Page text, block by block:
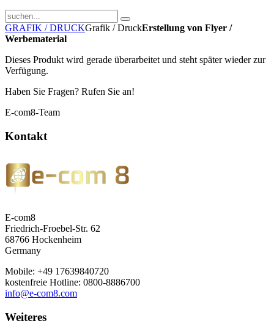
GRAFIK / DRUCKGrafik / DruckErstellung von Flyer /
Werbematerial
Dieses Produkt wird gerade überarbeitet und steht später wieder zur
Verfügung.
Haben Sie Fragen? Rufen Sie an!
E-com8-Team
Kontakt
E-com8
Friedrich-Froebel-Str. 62
68766 Hockenheim
Germany
Mobile: +49 17639840720
kostenfreie Hotline: 0800-8886700
info@e-com8.com
Weiteres